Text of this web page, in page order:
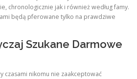
chronologicznie jak i również według famy.
będą pferowane tylko na prawdziwe
Szukane Darmowe
czasami nikomu nie zaakceptować